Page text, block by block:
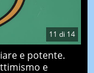
11 di 14
e potente.
e